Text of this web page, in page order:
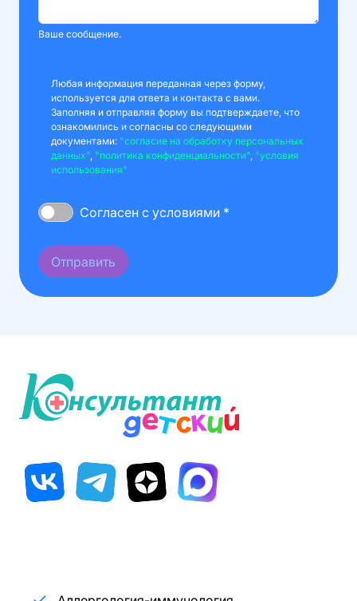
Ваше сообщение.
Любая информация переданная через форму,
используется для ответа и контакта с вами.
Заполняя и отправляя форму вы подтверждаете, что
ознакомились и согласны со следующими
документами: "согласие на обработку персональных
данных" "политика конфиденциальности" "условия
использования"
Согласен с условиями *
Отправить